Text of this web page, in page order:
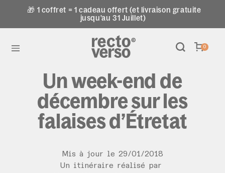
🎁 1 coffret = 1 cadeau offert (et livraison gratuite
jusqu'au 31 Juillet)
0
Un week-end de
décembre sur les
falaises d’Étretat
Mis à jour le 29/01/2018
Un itinéraire réalisé par